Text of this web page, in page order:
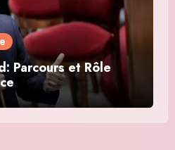
Parcours et Rôle